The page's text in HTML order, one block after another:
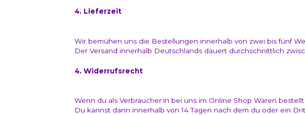
4. Lieferzeit
Wir bemühen uns die Bestellungen innerhalb von zwei bis fünf
Der Versand innerhalb Deutschlands dauert durchschnittlich
4. Widerrufsrecht
Wenn du als Verbraucher:in bei uns im Online Shop Waren
Du kannst dann innerhalb von 14 Tagen nach dem du oder ein